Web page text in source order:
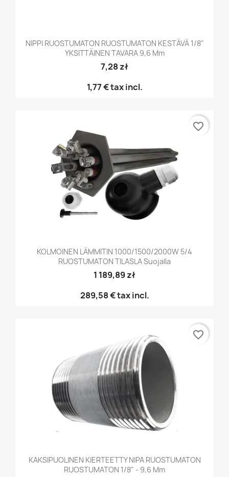
NIPPI RUOSTUMATON RUOSTUMATON KESTÄVÄ 1/8"
YKSITTÄINEN TAVARA 9,6 Mm
7,28 zł
1,77 €tax incl.
KOLMOINEN LÄMMITIN 1000/1500/2000W 5/4
RUOSTUMATON TILASLA Suojalla
1 189,89 zł
289,58 €tax incl.
favorite_border
KAKSIPUOLINEN KIERTEETTY NIPA RUOSTUMATON
RUOSTUMATON 1/8" - 9,6 Mm
favorite_border